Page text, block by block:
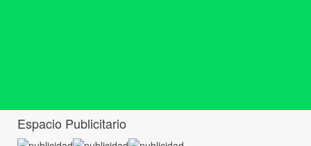
Espacio Publicitario